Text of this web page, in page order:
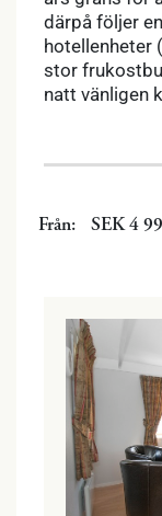
därpå följer
hotellenheter
stor
natt vänligen
Från: SEK 4